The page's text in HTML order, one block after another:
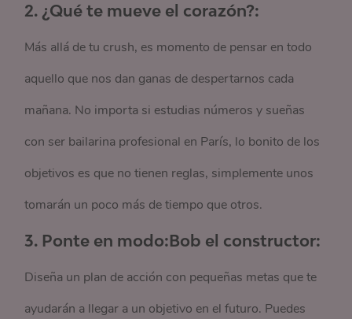
2. ¿Qué te mueve el corazón?:
Más allá de tu crush, es momento de pensar en todo
aquello que nos dan ganas de despertarnos cada
mañana. No importa si estudias números y sueñas
con ser bailarina profesional en París, lo bonito de los
objetivos es que no tienen reglas, simplemente unos
tomarán un poco más de tiempo que otros.
3. Ponte en modo:Bob el constructor:
Diseña un plan de acción con pequeñas metas que te
ayudarán a llegar a un objetivo en el futuro. Puedes